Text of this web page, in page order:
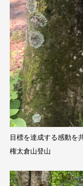
目標を達成する感動を
権太倉山登山